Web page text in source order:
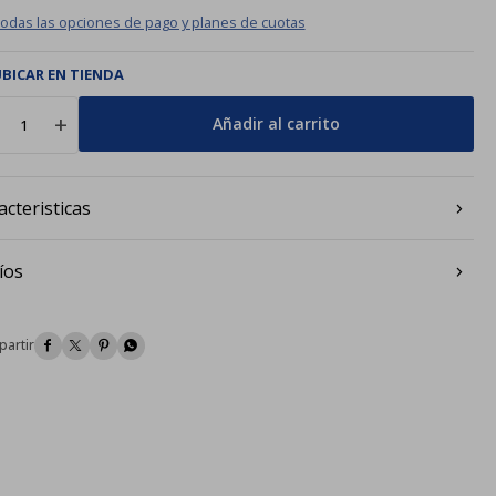
las opciones de pago y planes de cuotas
EN TIENDA
add Añadir al carrito
   